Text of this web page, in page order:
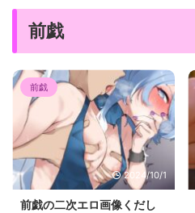
前戯
前戯
2024/10/1
前戯の二次エロ画像くだし